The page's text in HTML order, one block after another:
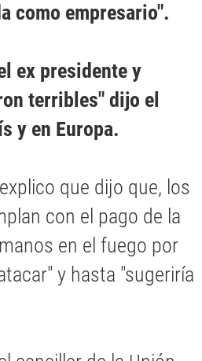
como empresario".
ex presidente y
terribles" dijo el
y en Europa.
que dijo que, los
con el pago de la
en el fuego por
y hasta "sugeriría